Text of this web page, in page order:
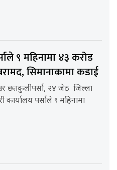
९ महिनामा ४३ करोड
सिमानाकामा कडाई
छतकुलीपर्सा, २४ जेठ जिल्ला
कार्यालय पर्साले ९ महिनामा